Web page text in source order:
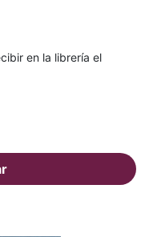
en la librería el